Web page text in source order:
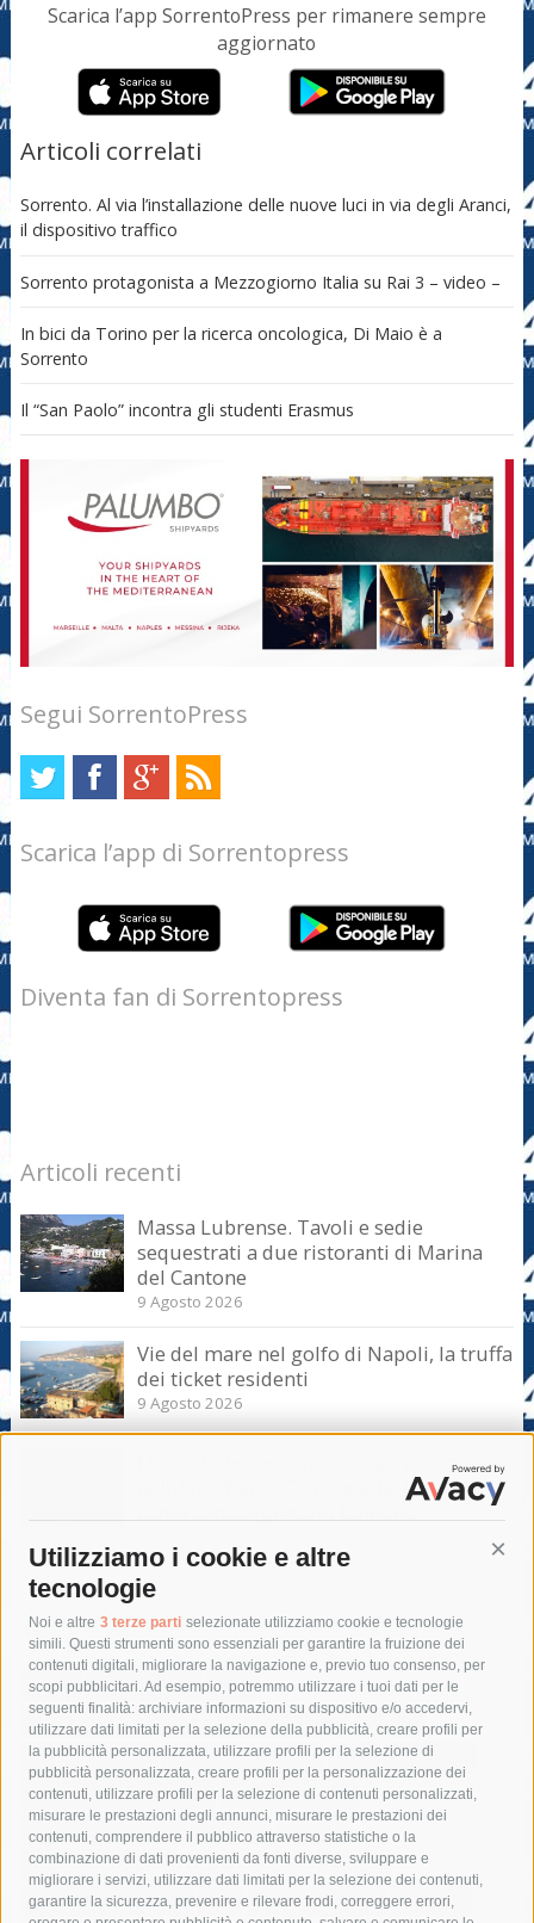
Utilizziamo i cookie e altre
tecnologie
Noi e altre 3 terze parti selezionate utilizziamo cookie e tecnologie
simili. Questi strumenti sono essenziali per garantire la fruizione dei
contenuti digitali, migliorare la navigazione e, previo tuo consenso, per
scopi pubblicitari. Ad esempio, potremmo utilizzare i tuoi dati per le
seguenti finalità: archiviare informazioni su dispositivo e/o accedervi,
utilizzare dati limitati per la selezione della pubblicità, creare profili per
la pubblicità personalizzata, utilizzare profili per la selezione di
pubblicità personalizzata, creare profili per la personalizzazione dei
contenuti, utilizzare profili per la selezione di contenuti personalizzati,
misurare le prestazioni degli annunci, misurare le prestazioni dei
contenuti, comprendere il pubblico attraverso statistiche o la
combinazione di dati provenienti da fonti diverse, sviluppare e
migliorare i servizi, utilizzare dati limitati per la selezione dei contenuti,
garantire la sicurezza, prevenire e rilevare frodi, correggere errori,
Scarica l’app SorrentoPress per rimanere sempre
aggiornato
Articoli correlati
Sorrento. Al via l’installazione delle nuove luci in via degli Aranci,
il dispositivo traffico
Sorrento protagonista a Mezzogiorno Italia su Rai 3 – video –
In bici da Torino per la ricerca oncologica, Di Maio è a
Sorrento
Il “San Paolo” incontra gli studenti Erasmus
Segui SorrentoPress
Scarica l’app di Sorrentopress
Diventa fan di Sorrentopress
Articoli recenti
Massa Lubrense. Tavoli e sedie
sequestrati a due ristoranti di Marina
del Cantone
9 Agosto 2026
Vie del mare nel golfo di Napoli, la truffa
dei ticket residenti
9 Agosto 2026
Massa Lubrense. Sicurezza in mare
nell’Amp Punta Campanella, incontro
Tag
acqua allerta meteo
anas
area marina protetta di punta campanella
arresto
Asl Napoli 3 sud
capitaneria di porto capri
carabinieri
castellammare di stabia
circumvesuviana
comune di sorrento
concerto
contagi
costiera amalfitana
covid-19 eav
elezioni
fondazione sorrento
gori guardia costiera incidente